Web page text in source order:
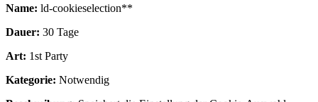
Name: ld-cookieselection**
Dauer: 30 Tage
Art: 1st Party
Kategorie: Notwendig